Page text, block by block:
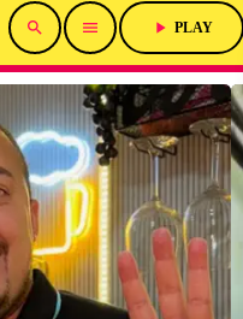
search menu play_arrow PLAY